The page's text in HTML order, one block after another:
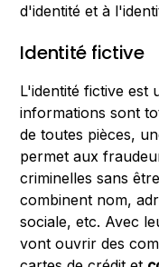
d'identité et à
Identité fictive
L'identité fictive est
informations sont
de toutes pièces,
permet aux
criminelles sans
combinent nom,
sociale, etc. Avec
vont ouvrir des